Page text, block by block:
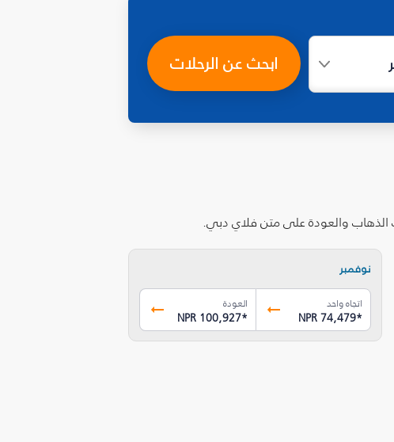
ابحث عن الرحلات
الذهاب والعودة على متن فلاي دبي.
نوفمبر
اتجاه واحد
NPR 74,479*
العودة
NPR 100,927*